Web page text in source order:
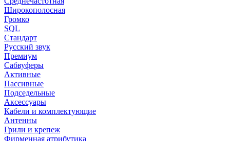
Широкополосная
Громко
SQL
Стандарт
Русский звук
Премиум
Сабвуферы
Активные
Пассивные
Подседельные
Аксессуары
Кабели и комплектующие
Антенны
Грили и крепеж
Фирменная атрибутика